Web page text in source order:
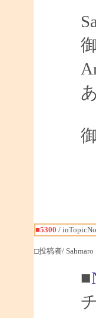
■5300 /
□投稿者/ Sahmaro
■